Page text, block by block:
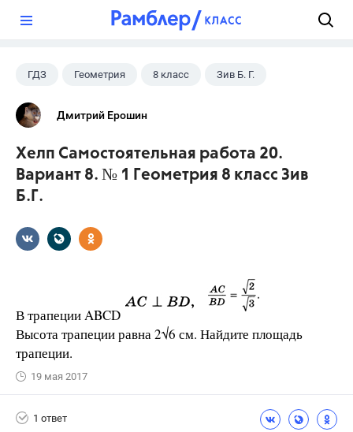
ГДЗ Геометрия 8 класс Зив Б. Г.
Дмитрий Ерошин
Хелп Самостоятельная работа 20.
Вариант 8. № 1 Геометрия 8 класс Зив
Б.Г.
В трапеции ABCD
Высота трапеции равна 2√6 см. Найдите площадь
трапеции.
19 мая 2017
1 ответ